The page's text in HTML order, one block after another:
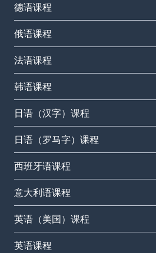
德语课程
俄语课程
法语课程
韩语课程
日语（汉字）课程
日语（罗马字）课程
西班牙语课程
意大利语课程
英语（美国）课程
英语课程